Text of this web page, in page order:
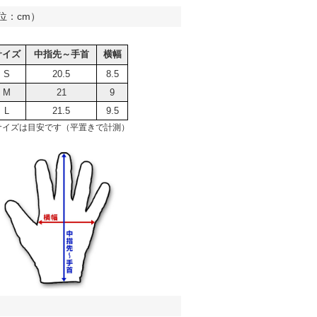
：cm）
イズ 中指先～手首
横幅
S
20.5
8.5
M
21
9
L
21.5 9.5
ズは目安です（平置きで計測）